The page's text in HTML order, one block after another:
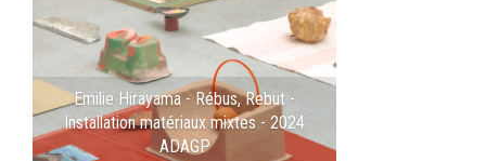
Emilie Hirayama - Rébus, Rebut -
Installation matériaux mixtes - 2024
ADAGP